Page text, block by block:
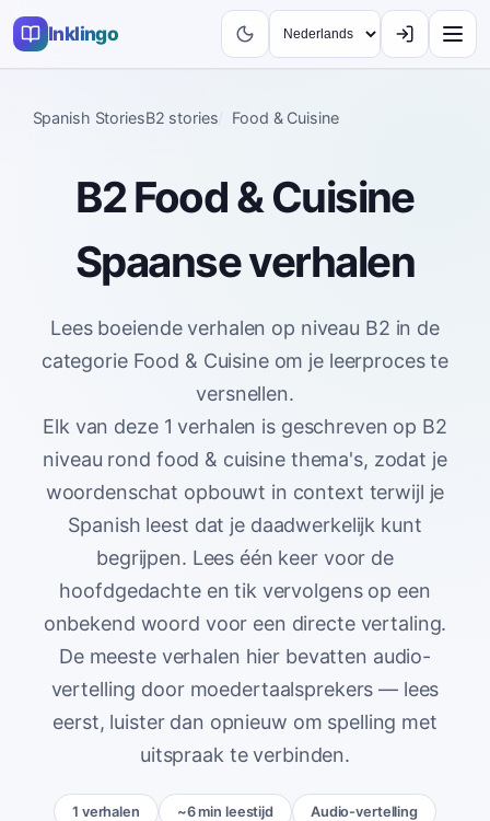
Inklingo
Spanish StoriesB2 stories Food & Cuisine
B2 Food & Cuisine
Spaanse verhalen
Lees boeiende verhalen op niveau B2 in de
categorie Food & Cuisine om je leerproces te
versnellen.
Elk van deze 1 verhalen is geschreven op B2
niveau rond food & cuisine thema's, zodat je
woordenschat opbouwt in context terwijl je
Spanish leest dat je daadwerkelijk kunt
begrijpen. Lees één keer voor de
hoofdgedachte en tik vervolgens op een
onbekend woord voor een directe vertaling.
De meeste verhalen hier bevatten audio-
vertelling door moedertaalsprekers — lees
eerst, luister dan opnieuw om spelling met
uitspraak te verbinden.
1 verhalen ~6 min leestijd Audio-vertelling